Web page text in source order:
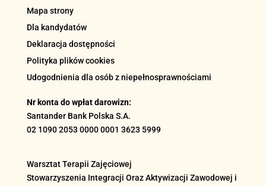
Mapa strony
Dla kandydatów
Deklaracja dostępności
Polityka plików cookies
Udogodnienia dla osób z niepełnosprawnościami
Nr konta do wpłat darowizn:
Santander Bank Polska S.A.
02 1090 2053 0000 0001 3623 5999
Warsztat Terapii Zajęciowej
Stowarzyszenia Integracji Oraz Aktywizacji Zawodowej i